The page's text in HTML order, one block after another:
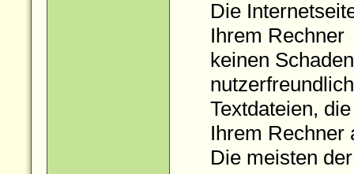
Die
Ihrem Rechner
keinen
Textdateien,
Ihrem Rechner
Die meisten